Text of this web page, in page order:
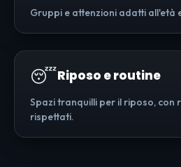
Gruppi e attenzioni adatti all'età
😴Riposo e routine
Spazi tranquilli per il riposo, con
rispettati.